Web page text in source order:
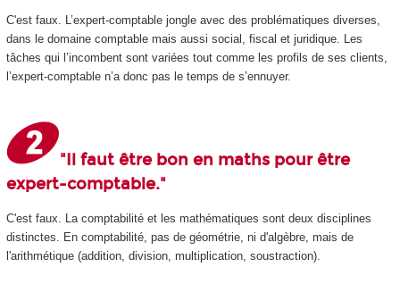
C'est faux. L’expert-comptable jongle avec des problématiques diverses,
dans le domaine comptable mais aussi social, fiscal et juridique. Les
tâches qui l’incombent sont variées tout comme les profils de ses clients,
l’expert-comptable n’a donc pas le temps de s’ennuyer.
"Il faut être bon en maths pour être
expert-comptable."
C'est faux. La comptabilité et les mathématiques sont deux disciplines
distinctes. En comptabilité, pas de géométrie, ni d'algèbre, mais de
l'arithmétique (addition, division, multiplication, soustraction).